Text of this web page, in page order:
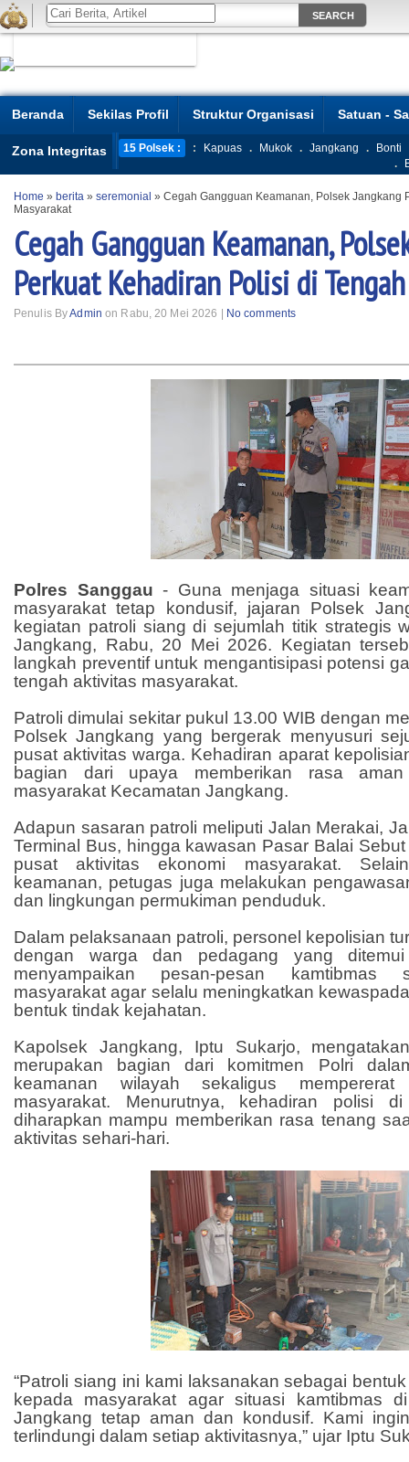
Beranda Sekilas Profil Struktur Organisasi Satuan -
Zona Integritas 15 Polsek : : Kapuas . Mukok . Jangkang .
Bonti
.
Home » berita » seremonial » Cegah Gangguan Keamanan, Polsek Jangkang
Masyarakat
Cegah Gangguan Keamanan,
Perkuat Kehadiran Polisi di
Penulis ByAdmin on Rabu, 20 Mei 2026 | No comments
Polres Sanggau - Guna menjaga situasi
masyarakat tetap kondusif, jajaran Polsek
kegiatan patroli siang di sejumlah titik strategis
Jangkang, Rabu, 20 Mei 2026. Kegiatan
langkah preventif untuk mengantisipasi potensi
tengah aktivitas masyarakat.
Patroli dimulai sekitar pukul 13.00 WIB dengan
Polsek Jangkang yang bergerak menyusuri
pusat aktivitas warga. Kehadiran aparat
bagian dari upaya memberikan rasa
masyarakat Kecamatan Jangkang.
Adapun sasaran patroli meliputi Jalan Merakai,
Terminal Bus, hingga kawasan Pasar Balai
pusat aktivitas ekonomi masyarakat.
keamanan, petugas juga melakukan
dan lingkungan permukiman penduduk.
Dalam pelaksanaan patroli, personel kepolisian
dengan warga dan pedagang yang
menyampaikan pesan-pesan kamtibmas
masyarakat agar selalu meningkatkan
bentuk tindak kejahatan.
Kapolsek Jangkang, Iptu Sukarjo,
merupakan bagian dari komitmen Polri
keamanan wilayah sekaligus
masyarakat. Menurutnya, kehadiran polisi
diharapkan mampu memberikan rasa tenang
aktivitas sehari-hari.
“Patroli siang ini kami laksanakan sebagai
kepada masyarakat agar situasi kamtibmas
Jangkang tetap aman dan kondusif. Kami
terlindungi dalam setiap aktivitasnya,” ujar Iptu